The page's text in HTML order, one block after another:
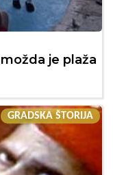
je plaža
GRADSKA ŠTORIJA